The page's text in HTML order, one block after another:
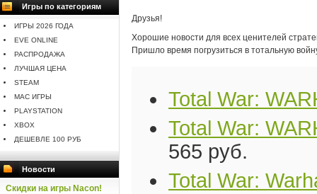
Игры по категориям
ИГРЫ 2026 ГОДА
EVE ONLINE
РАСПРОДАЖА
ЛУЧШАЯ ЦЕНА
STEAM
MAC ИГРЫ
PLAYSTATION
XBOX
ДЕШЕВЛЕ 100 РУБ
Новости
Скидки на игры Nacon!
Друзья!
Хорошие новости для всех ценителей
Пришло время погрузиться в тотальную
Total War:
Total War:
565 руб.
Total War: